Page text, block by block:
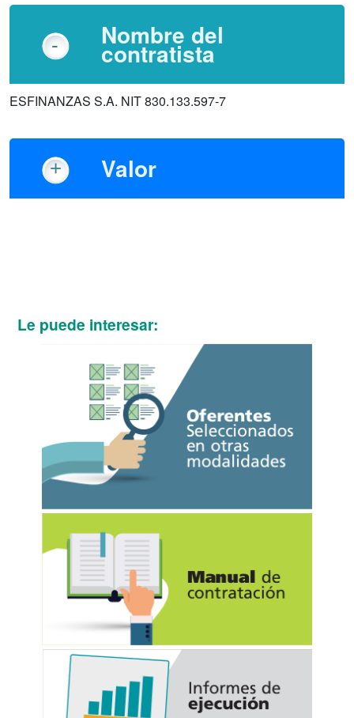
Nombre del
contratista
ESFINANZAS S.A. NIT 830.133.597-7
Valor
Le puede interesar: